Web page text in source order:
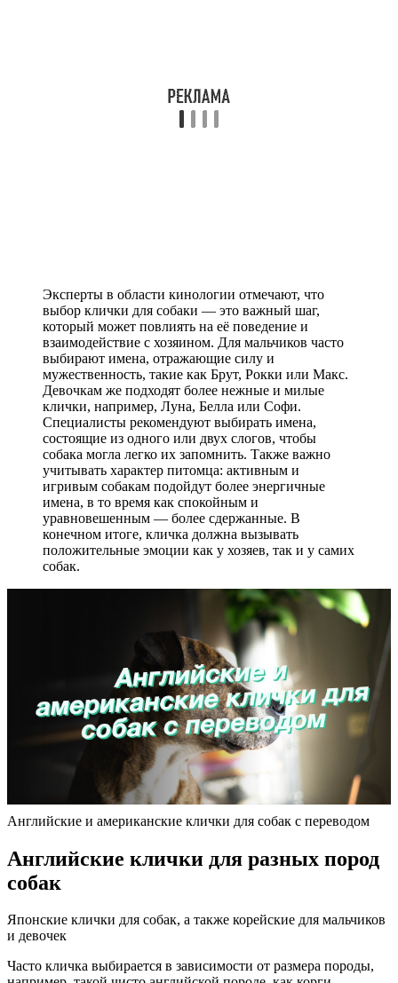
Эксперты в области кинологии отмечают, что
выбор клички для собаки — это важный шаг,
который может повлиять на её поведение и
взаимодействие с хозяином. Для мальчиков часто
выбирают имена, отражающие силу и
мужественность, такие как Брут, Рокки или Макс.
Девочкам же подходят более нежные и милые
клички, например, Луна, Белла или Софи.
Специалисты рекомендуют выбирать имена,
состоящие из одного или двух слогов, чтобы
собака могла легко их запомнить. Также важно
учитывать характер питомца: активным и
игривым собакам подойдут более энергичные
имена, в то время как спокойным и
уравновешенным — более сдержанные. В
конечном итоге, кличка должна вызывать
положительные эмоции как у хозяев, так и у самих
собак.
Английские и американские клички для собак с переводом
Английские клички для разных пород
собак
Японские клички для собак, а также корейские для мальчиков
и девочек
Часто кличка выбирается в зависимости от размера породы,